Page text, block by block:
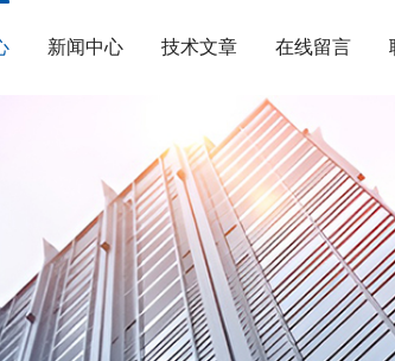
新闻中心 技术文章 在线留言